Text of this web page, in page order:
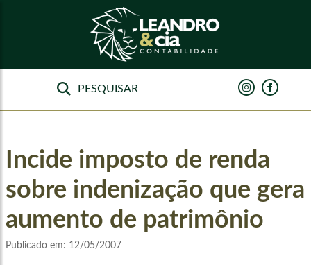
Incide imposto de renda
sobre indenização que gera
aumento de patrimônio
Publicado em: 12/05/2007